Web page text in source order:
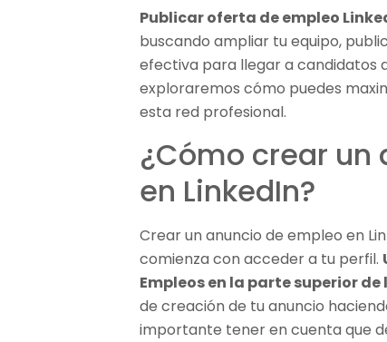
Publicar oferta de empleo
buscando ampliar tu equipo,
efectiva para llegar a candidatos
exploraremos cómo puedes
esta red profesional.
¿Cómo crear
en LinkedIn?
Crear un anuncio de empleo en
comienza con acceder a tu perfil.
Empleos en la parte superior
de creación de tu anuncio
importante tener en cuenta que